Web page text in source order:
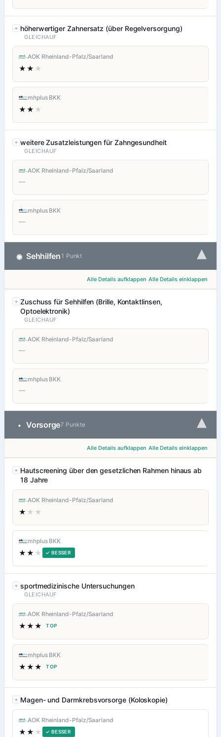
höherwertiger Zahnersatz (über Regelversorgung)
GLEICHAUF
AOK Rheinland-Pfalz/Saarland
★★ ★
mhplus BKK
★★ ★
weitere Zusatzleistungen für Zahngesundheit
GLEICHAUF
AOK Rheinland-Pfalz/Saarland
—
mhplus BKK
—
◉ Sehhilfen 1 Punkt ▾
Alle Details aufklappen Alle Details einklappen
Zuschuss für Sehhilfen (Brille, Kontaktlinsen,
Optoelektronik)
GLEICHAUF
AOK Rheinland-Pfalz/Saarland
—
mhplus BKK
—
• Vorsorge7 Punkte ▾
Alle Details aufklappen Alle Details einklappen
Hautscreening über den gesetzlichen Rahmen hinaus ab
18 Jahre
AOK Rheinland-Pfalz/Saarland
★ ★★
mhplus BKK
★★ ★ ✓ BESSER
sportmedizinische Untersuchungen
GLEICHAUF
AOK Rheinland-Pfalz/Saarland
★★★ TOP
mhplus BKK
★★★ TOP
Magen- und Darmkrebsvorsorge (Koloskopie)
AOK Rheinland-Pfalz/Saarland
★★ ★ ✓ BESSER